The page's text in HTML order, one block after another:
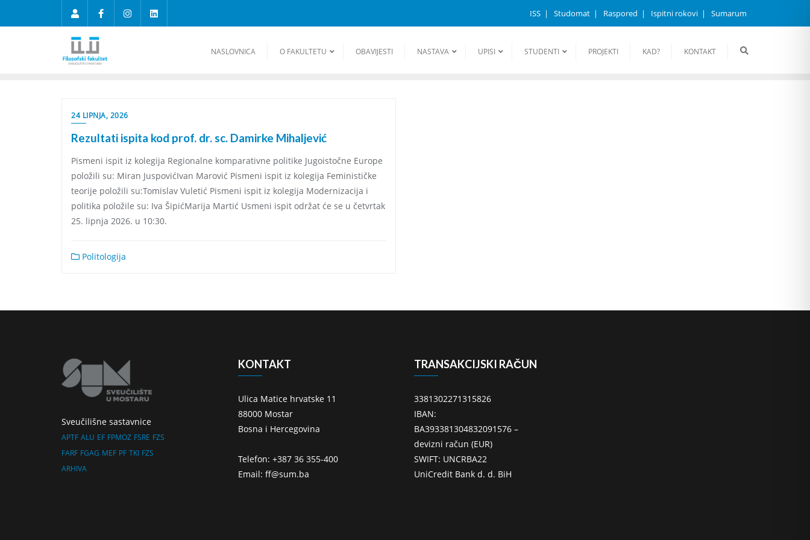
ISS Studomat Raspored Ispitni rokovi Sumarum
NASLOVNICA O FAKULTETU OBAVIJESTI NASTAVA UPISI STUDENTI PROJEKTI KAD? KONTAKT
24 LIPNJA, 2026
Rezultati ispita kod prof. dr. sc. Damirke Mihaljević
Pismeni ispit iz kolegija Regionalne komparativne politike Jugoistočne Europe
položili su: Miran JuspovićIvan Marović Pismeni ispit iz kolegija Feminističke
teorije položili su:Tomislav Vuletić Pismeni ispit iz kolegija Modernizacija i
politika položile su: Iva ŠipićMarija Martić Usmeni ispit održat će se u četvrtak
25. lipnja 2026. u 10:30.
Politologija
Sveučilišne sastavnice
APTF ALU EF FPMOZ FSRE FZS
FARF FGAG MEF PF TKI FZS
ARHIVA
KONTAKT
Ulica Matice hrvatske 11
88000 Mostar
Bosna i Hercegovina
Telefon: +387 36 355-400
Email: ff@sum.ba
TRANSAKCIJSKI RAČUN
3381302271315826
IBAN:
BA393381304832091576 –
devizni račun (EUR)
SWIFT: UNCRBA22
UniCredit Bank d. d. BiH